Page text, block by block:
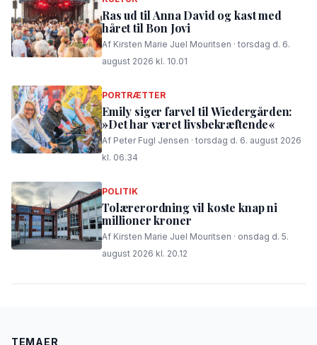
Ras ud til Anna David og kast med
håret til Bon Jovi
Af Kirsten Marie Juel Mouritsen · torsdag d. 6.
august 2026 kl. 10.01
PORTRÆTTER
Emily siger farvel til Wiedergården:
»Det har været livsbekræftende«
Af Peter Fugl Jensen · torsdag d. 6. august 2026
kl. 06.34
POLITIK
Tolærerordning vil koste knap ni
millioner kroner
Af Kirsten Marie Juel Mouritsen · onsdag d. 5.
august 2026 kl. 20.12
TEMAER